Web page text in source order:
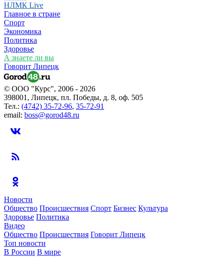
НЛМК Live
Главное в стране
Спорт
Экономика
Политика
Здоровье
А знаете ли вы
Говорит Липецк
© ООО "Курс", 2006 - 2026
398001, Липецк, пл. Победы, д. 8, оф. 505
Тел.: (4742) 35-72-96, 35-72-91
email: boss@gorod48.ru
Новости
Общество Происшествия Спорт Бизнес Культура
Здоровье Политика
Видео
Общество Происшествия Говорит Липецк
Топ новости
В России В мире